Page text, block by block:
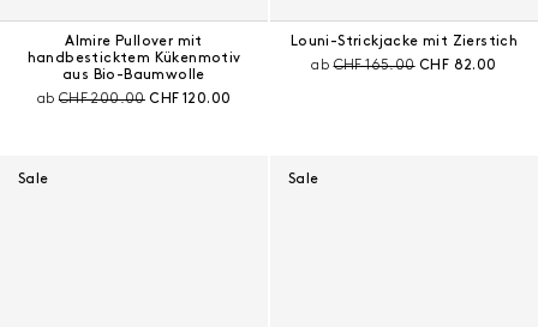
Almire Pullover mit
handbesticktem Kükenmotiv
aus Bio-Baumwolle
abPreis vor Rabatt:
CHF 200.00 Aktueller Preis:
CHF 120.00
Louni-Strickjacke mit Zierstich
abPreis vor Rabatt:
CHF 165.00 Aktueller Preis:
CHF 82.00
Sale Sale